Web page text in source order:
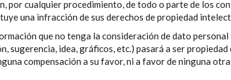
por cualquier procedimiento, de todo o parte de los
una infracción de sus derechos de propiedad
que no tenga la consideración de dato
sugerencia, idea, gráficos, etc.) pasará a ser
compensación a su favor, ni a favor de ninguna